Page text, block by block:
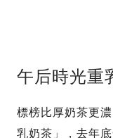
午后時光重
標榜比厚奶茶更
乳奶茶」，去年